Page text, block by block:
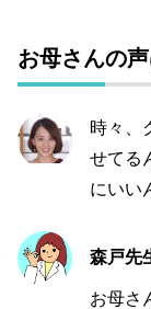
お母さんの
時々、
せてる
にいい
森戸先
お母さ